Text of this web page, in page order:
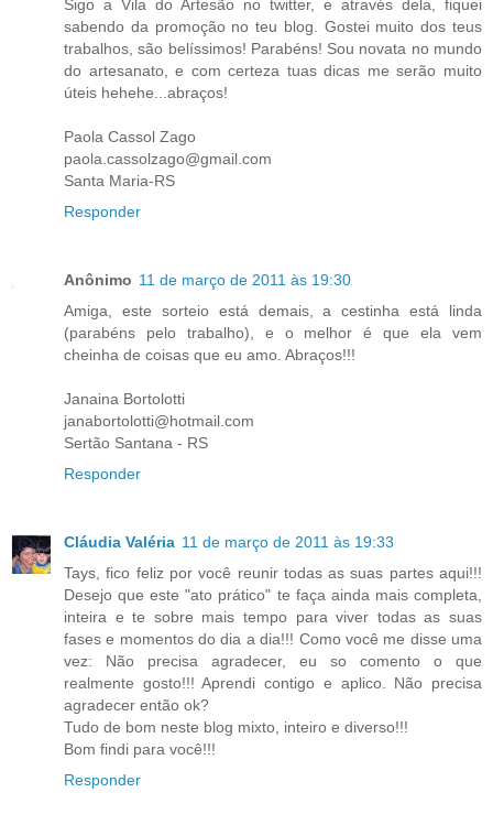
Sigo a Vila do Artesão no twitter, e através dela, fiquei
sabendo da promoção no teu blog. Gostei muito dos teus
trabalhos, são belíssimos! Parabéns! Sou novata no mundo
do artesanato, e com certeza tuas dicas me serão muito
úteis hehehe...abraços!
Paola Cassol Zago
paola.cassolzago@gmail.com
Santa Maria-RS
Responder
Anônimo 11 de março de 2011 às 19:30
Amiga, este sorteio está demais, a cestinha está linda
(parabéns pelo trabalho), e o melhor é que ela vem
cheinha de coisas que eu amo. Abraços!!!
Janaina Bortolotti
janabortolotti@hotmail.com
Sertão Santana - RS
Responder
Cláudia Valéria 11 de março de 2011 às 19:33
Tays, fico feliz por você reunir todas as suas partes aqui!!!
Desejo que este "ato prático" te faça ainda mais completa,
inteira e te sobre mais tempo para viver todas as suas
fases e momentos do dia a dia!!! Como você me disse uma
vez: Não precisa agradecer, eu so comento o que
realmente gosto!!! Aprendi contigo e aplico. Não precisa
agradecer então ok?
Tudo de bom neste blog mixto, inteiro e diverso!!!
Bom findi para você!!!
Responder